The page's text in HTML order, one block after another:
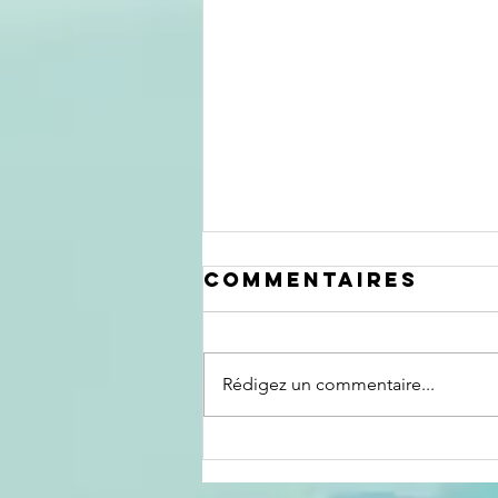
Le crépuscule
d'un pouvoir :
Commentaires
Rédigez un commentaire...